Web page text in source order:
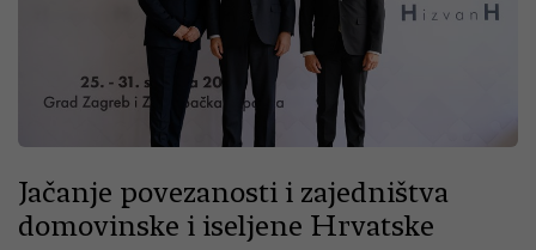
Jačanje povezanosti i zajedništva
domovinske i iseljene Hrvatske